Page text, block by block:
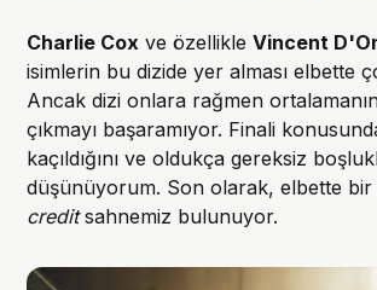
Charlie Cox ve özellikleVincent
isimlerin bu dizide yer alması elbette
Ancak dizi onlara rağmen
çıkmayı başaramıyor. Finali
kaçıldığını ve oldukça gereksiz
düşünüyorum. Son olarak, elbette bir
creditsahnemiz bulunuyor.